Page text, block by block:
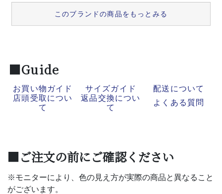
このブランドの商品をもっとみる
■Guide
お買い物ガイド サイズガイド
配送について
店頭受取につい
て
返品交換につい
て
よくある質問
■ご注文の前にご確認ください
※モニターにより、色の見え方が実際の商品と異なること
がございます。